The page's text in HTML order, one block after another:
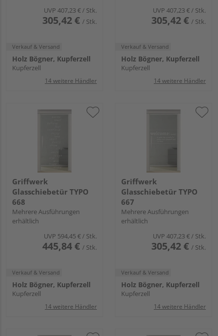
UVP 407,23 €/ Stk.
305,42 € / Stk.
Verkauf & Versand
Holz Bögner, Kupferzell
Kupferzell
14 weitere Händler
UVP 407,23 €/ Stk.
305,42 € / Stk.
Verkauf & Versand
Holz Bögner, Kupferzell
Kupferzell
14 weitere Händler
Griffwerk
Glasschiebetür TYPO
668
Mehrere Ausführungen
erhältlich
UVP 594,45 €/ Stk.
445,84 € / Stk.
Verkauf & Versand
Holz Bögner, Kupferzell
Kupferzell
14 weitere Händler
Griffwerk
Glasschiebetür TYPO
667
Mehrere Ausführungen
erhältlich
UVP 407,23 €/ Stk.
305,42 € / Stk.
Verkauf & Versand
Holz Bögner, Kupferzell
Kupferzell
14 weitere Händler